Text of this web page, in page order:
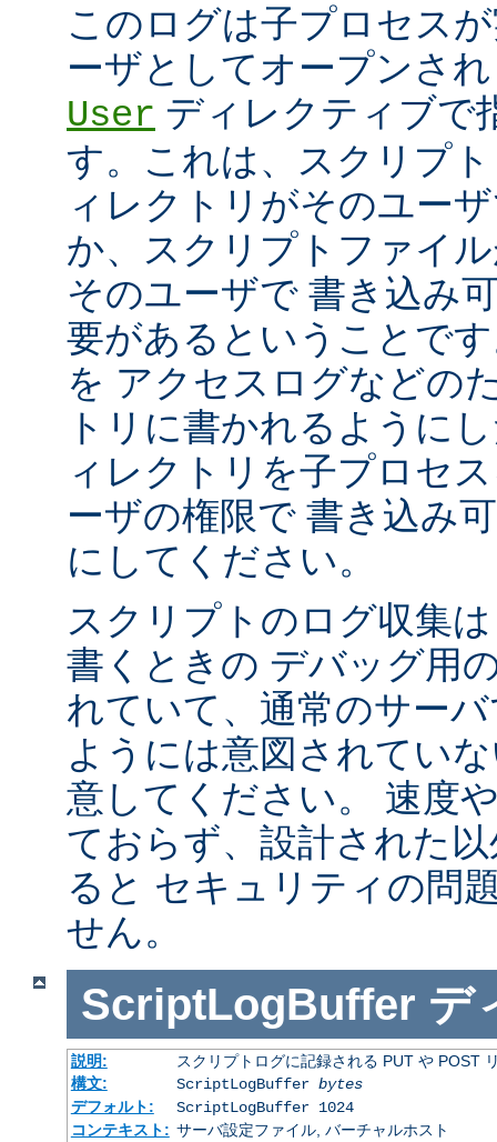
このログは子プロセス
ーザとしてオープンさ
User ディレクティブで
す。これは、スクリプ
ィレクトリがそのユー
か、スクリプトファイ
そのユーザで 書き込み
要があるということで
を アクセスログなどの
トリに書かれるように
ィレクトリを子プロセ
ーザの権限で 書き込み
にしてください。
スクリプトのログ収集
書くときの デバッグ用
れていて、通常のサー
ようには意図されてい
意してください。 速度
ておらず、設計された
ると セキュリティの問
せん。
ScriptLogBuffer デ
説明:
スクリプトログに記録される PUT や POST
構文:
ScriptLogBuffer bytes
デフォルト:
ScriptLogBuffer 1024
コンテキスト: サーバ設定ファイル, バーチャルホスト